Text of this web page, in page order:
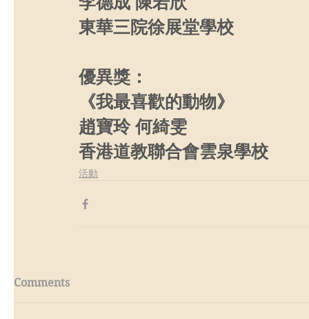
東華三院徐展堂學校
優異獎：
《我最喜歡的動物》
趙寶玲 何綺雯
香港道教聯合會雲泉學校
活動
Comments